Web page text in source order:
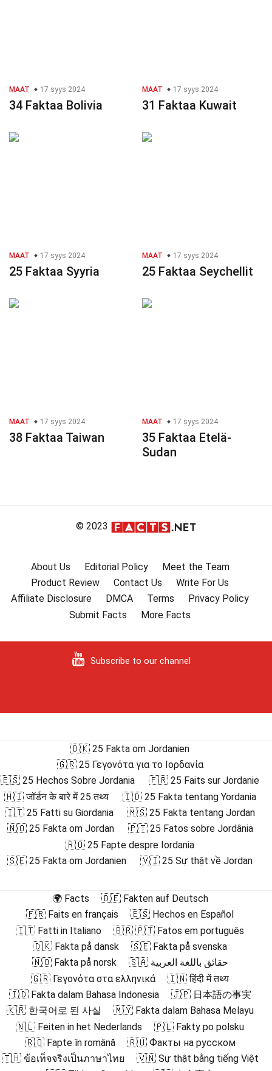
MAAT 17 syys 2024
34 Faktaa Bolivia
MAAT 17 syys 2024
31 Faktaa Kuwait
MAAT 17 syys 2024
25 Faktaa Syyria
MAAT 17 syys 2024
25 Faktaa Seychellit
MAAT 17 syys 2024
38 Faktaa Taiwan
MAAT 17 syys 2024
35 Faktaa Etelä-
Sudan
© 2023
About Us Editorial Policy
Meet the Team
Product Review
Contact Us
Write For Us
Affiliate Disclosure
DMCA Terms
Privacy Policy
Submit Facts
More Facts
Subscribe to our channel
🇩🇰 25 Fakta om Jordanien
🇬🇷 25 Γεγονότα για το Ιορδανία
🇪🇸 25 Hechos Sobre Jordania
🇫🇷 25 Faits sur Jordanie
🇭🇮 जॉर्डन के बारे में 25 तथ्य
🇮🇩 25 Fakta tentang Yordania
🇮🇹 25 Fatti su Giordania
🇲🇸 25 Fakta tentang Jordan
🇳🇴 25 Fakta om Jordan
🇵🇹 25 Fatos sobre Jordânia
🇷🇴 25 Fapte despre Iordania
🇸🇪 25 Fakta om Jordanien
🇻🇮 25 Sự thật về Jordan
🌍 Facts
🇩🇪 Fakten auf Deutsch
🇫🇷 Faits en français
🇪🇸 Hechos en Español
🇮🇹 Fatti in Italiano
🇧🇷 🇵🇹 Fatos em português
🇩🇰 Fakta på dansk
🇸🇪 Fakta på svenska
🇳🇴 Fakta på norsk
🇸🇦 حقائق باللغة العربية
🇬🇷 Γεγονότα στα ελληνικά
🇮🇳 हिंदी में तथ्य
🇮🇩 Fakta dalam Bahasa Indonesia
🇯🇵 日本語の事実
🇰🇷 한국어로 된 사실
🇲🇾 Fakta dalam Bahasa Melayu
🇳🇱 Feiten in het Nederlands
🇵🇱 Fakty po polsku
🇷🇴 Fapte în română
🇷🇺 Факты на русском
🇹🇭 ข้อเท็จจริงเป็นภาษาไทย
🇻🇳 Sự thật bằng tiếng Việt